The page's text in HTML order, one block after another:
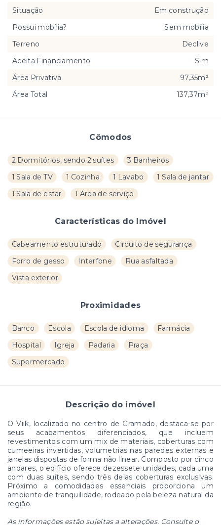
Cômodos
2 Dormitórios, sendo 2 suítes
3 Banheiros
1 Sala de TV
1 Cozinha 1 Lavabo
1 Sala de jantar
1 Sala de estar
1 Área de serviço
Características do Imóvel
Cabeamento estruturado
Circuito de segurança
Forro de gesso
Interfone
Rua asfaltada
Vista exterior
Proximidades
Banco Escola Escola de idioma
Farmácia
Hospital
Igreja Padaria
Praça
Supermercado
Descrição do imóvel
O Viik, localizado no centro de Gramado, destaca-se por
seus acabamentos diferenciados, que incluem
revestimentos com um mix de materiais, coberturas com
cumeeiras invertidas, volumetrias nas paredes externas e
janelas dispostas de forma não linear. Composto por cinco
andares, o edifício oferece dezessete unidades, cada uma
com duas suítes, sendo três delas coberturas exclusivas.
Próximo a comodidades essenciais proporciona um
ambiente de tranquilidade, rodeado pela beleza natural da
região.
As informações estão sujeitas a alterações. Consulte o
Situação
Em construção
Possui mobília?
Sem mobília
Terreno
Declive
Aceita Financiamento
Sim
Área Privativa
97,35m²
Área Total
137,37m²